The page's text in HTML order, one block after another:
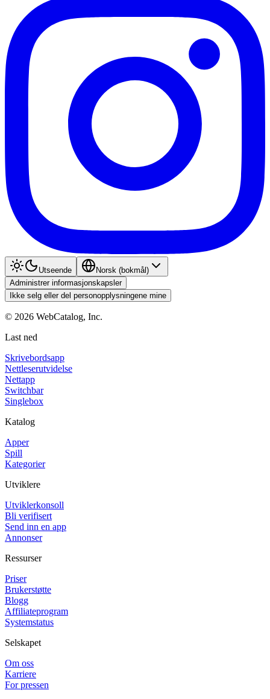
Utseende
Norsk (bokmål)
Administrer informasjonskapsler
Ikke selg eller del personopplysningene mine
© 2026 WebCatalog, Inc.
Last ned
Skrivebordsapp
Nettleserutvidelse
Nettapp
Switchbar
Singlebox
Katalog
Apper
Spill
Kategorier
Utviklere
Utviklerkonsoll
Bli verifisert
Send inn en app
Annonser
Ressurser
Priser
Brukerstøtte
Blogg
Affiliateprogram
Systemstatus
Selskapet
Om oss
Karriere
For pressen